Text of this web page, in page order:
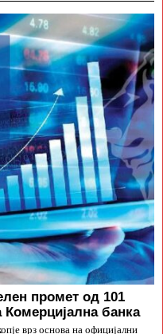
промет од 101
Комерцијална банка
врз основа на официјални